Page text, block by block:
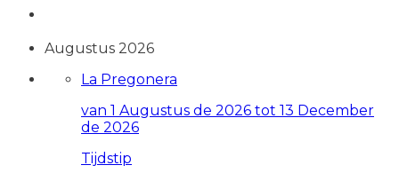
Augustus 2026
La Pregonera
van 1 Augustus de 2026 tot 13 December
de 2026
Tijdstip